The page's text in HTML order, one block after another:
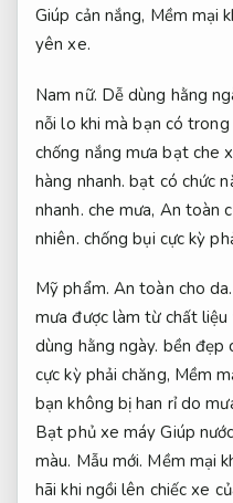
Giúp cản nắng, Mềm mại
yên xe.
Nam nữ. Dễ dùng hằng
nỗi lo khi mà bạn có
chống nắng mưa bạt che
hàng nhanh. bạt có chức
nhanh. che mưa, An toàn
nhiên. chống bụi cực kỳ
Mỹ phẩm. An toàn cho da.
mưa được làm từ chất
dùng hằng ngày. bền đẹp
cực kỳ phải chăng, Mềm
bạn không bị han rỉ do
Bạt phủ xe máy Giúp
màu. Mẫu mới. Mềm mại
hãi khi ngồi lên chiếc xe